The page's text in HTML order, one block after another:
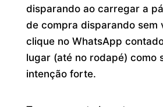
disparando ao carregar a
de compra disparando sem
clique no WhatsApp
lugar (até no rodapé) como
intenção forte.